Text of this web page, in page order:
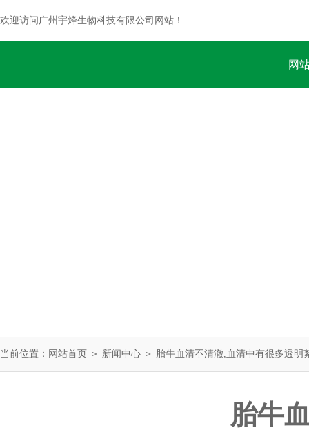
欢迎访问广州宇烽生物科技有限公司网站！
网
当前位置： 网站首页 ＞ 新闻中心 ＞ 胎牛血清不清澈,血清中有很多透明
胎牛